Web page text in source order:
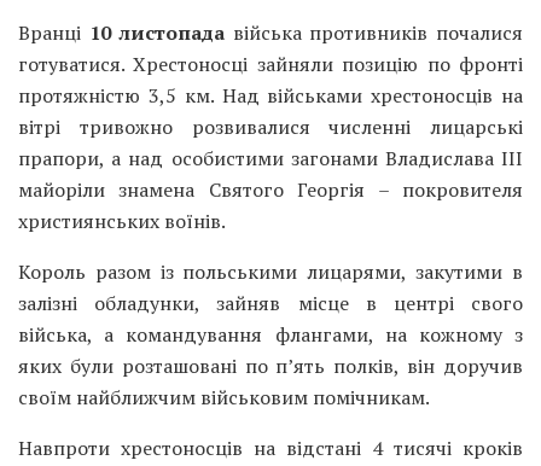
Вранці 10 листопада війська противників почалися
готуватися. Хрестоносці зайняли позицію по фронті
протяжністю 3,5 км. Над військами хрестоносців на
вітрі тривожно розвивалися численні лицарські
прапори, а над особистими загонами Владислава III
майоріли знамена Святого Георгія – покровителя
християнських воїнів.
Король разом із польськими лицарями, закутими в
залізні обладунки, зайняв місце в центрі свого
війська, а командування флангами, на кожному з
яких були розташовані по п’ять полків, він доручив
своїм найближчим військовим помічникам.
Навпроти хрестоносців на відстані 4 тисячі кроків